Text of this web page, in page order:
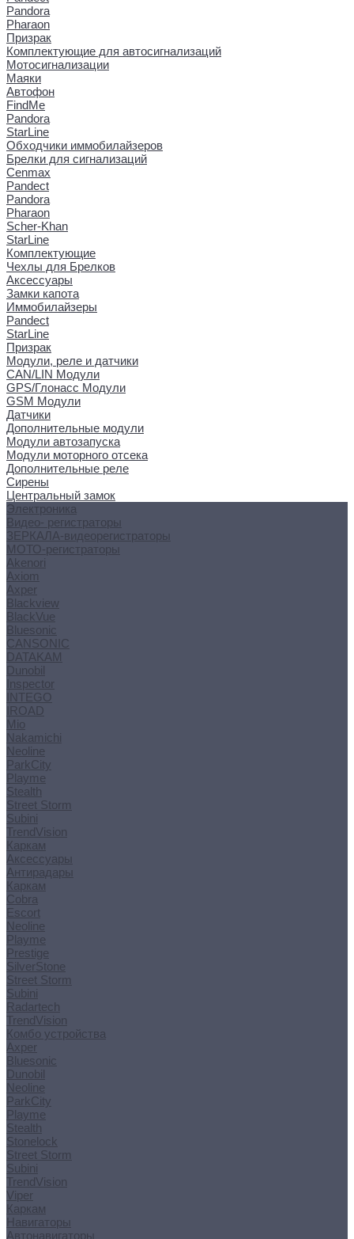
Pandora
Pharaon
Призрак
Комплектующие для автосигнализаций
Мотосигнализации
Маяки
Автофон
FindMe
Pandora
StarLine
Обходчики иммобилайзеров
Брелки для сигнализаций
Cenmax
Pandect
Pandora
Pharaon
Scher-Khan
StarLine
Комплектующие
Чехлы для Брелков
Аксессуары
Замки капота
Иммобилайзеры
Pandect
StarLine
Призрак
Модули, реле и датчики
CAN/LIN Модули
GPS/Глонасс Модули
GSM Модули
Датчики
Дополнительные модули
Модули автозапуска
Модули моторного отсека
Дополнительные реле
Сирены
Центральный замок
Электроника
Видео- регистраторы
ЗЕРКАЛА-видеорегистраторы
МОТО-регистраторы
Akenori
Axiom
Axper
Blackview
BlackVue
Bluesonic
CANSONIC
DATAKAM
Dunobil
Inspector
INTEGO
IROAD
Mio
Nakamichi
Neoline
ParkCity
Playme
Stealth
Street Storm
Subini
TrendVision
Каркам
Аксессуары
Антирадары
Каркам
Cobra
Escort
Neoline
Playme
Prestige
SilverStone
Street Storm
Subini
Radartech
TrendVision
Комбо устройства
Axper
Bluesonic
Dunobil
Neoline
ParkCity
Playme
Stealth
Stonelock
Street Storm
Subini
TrendVision
Viper
Каркам
Навигаторы
Автонавигаторы